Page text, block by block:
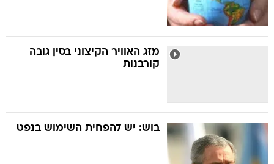
מזג האוויר הקיצוני בסין גובה
קורבנות
בוש: יש להפחית השימוש בנפט